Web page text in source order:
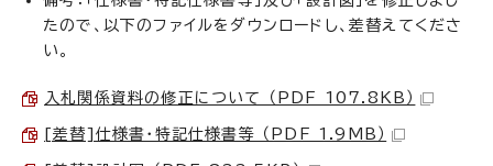
たので、以下のファイルをダウンロードし、差替えてくださ
い。
入札関係資料の修正について （PDF 107.8KB）
[差替]仕様書・特記仕様書等 （PDF 1.9MB）